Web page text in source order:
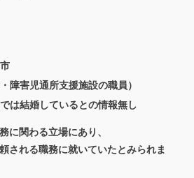
障害児通所支援施設の職員）
は結婚しているとの情報無し
に関わる立場にあり、
される職務に就いていたとみられま